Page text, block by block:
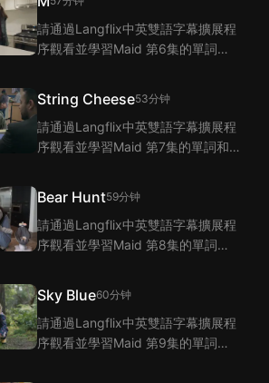
請通過Langflix中英雙語字幕擴展程
序觀看並學習Maid 第6集的單詞和
String Cheese53分钟
請通過Langflix中英雙語字幕擴展程
序觀看並學習Maid 第7集的單詞和
Bear Hunt59分钟
請通過Langflix中英雙語字幕擴展程
序觀看並學習Maid 第8集的單詞和
Sky Blue60分钟
請通過Langflix中英雙語字幕擴展程
序觀看並學習Maid 第9集的單詞和